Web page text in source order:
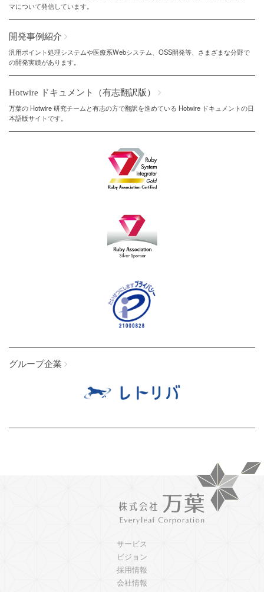
マについて発信しています。
開発事例紹介
汎用ポイント処理システムや医療系Webシステム、OSS開発等、さまざまな分野で
の開発実績があります。
Hotwire ドキュメント（有志翻訳版）
万葉の Hotwire 研究チームと有志の方で翻訳を進めている Hotwire ドキュメントの日
本語版サイトです。
グループ企業
サービス
ビジョン
採用情報
会社情報